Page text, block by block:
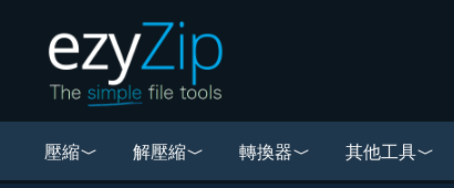
壓縮 解壓縮 轉換器 其他工具